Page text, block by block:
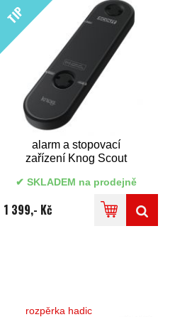
TIP
alarm a stopovací
zařízení Knog Scout
SKLADEM na prodejně
1 399,- Kč
rozpěrka hadic